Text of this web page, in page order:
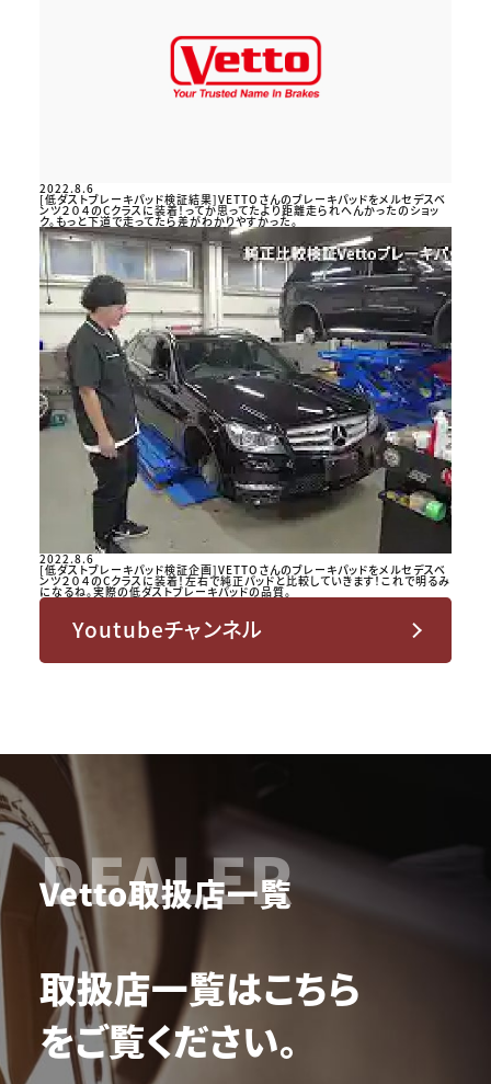
2022.8.6
[低ダストブレーキパッド検証結果]VETTOさんのブレーキパッドをメルセデスベ
ンツ２０４のCクラスに装着！ってか思ってたより距離走られへんかったのショッ
ク。もっと下道で走ってたら差がわかりやすかった。
2022.8.6
[低ダストブレーキパッド検証企画]VETTOさんのブレーキパッドをメルセデスベ
ンツ２０４のCクラスに装着！左右で純正パッドと比較していきます！これで明るみ
になるね。実際の低ダストブレーキパッドの品質。
Youtubeチャンネル
DEALER
Vetto取扱店一覧
取扱店一覧はこちら
をご覧ください。